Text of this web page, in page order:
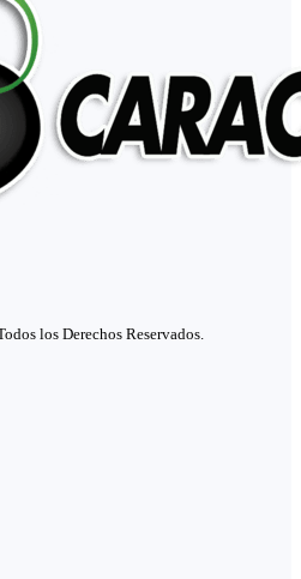
los Derechos Reservados.